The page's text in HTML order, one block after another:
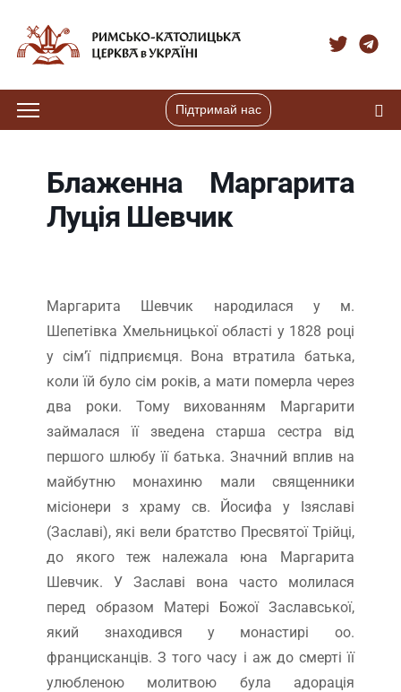
Підтримай нас
Блаженна Маргарита
Луція Шевчик
Маргарита Шевчик народилася у м.
Шепетівка Хмельницької області у 1828 році
у сім’ї підприємця. Вона втратила батька,
коли їй було сім років, а мати померла через
два роки. Тому вихованням Маргарити
займалася її зведена старша сестра від
першого шлюбу її батька. Значний вплив на
майбутню монахиню мали священники
місіонери з храму св. Йосифа у Ізяславі
(Заславі), які вели братство Пресвятої Трійці,
до якого теж належала юна Маргарита
Шевчик. У Заславі вона часто молилася
перед образом Матері Божої Заславської,
який знаходився у монастирі оо.
францисканців. З того часу і аж до смерті її
улюбленою молитвою була адорація